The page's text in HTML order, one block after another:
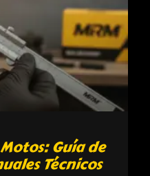
Guía de
Técnicos